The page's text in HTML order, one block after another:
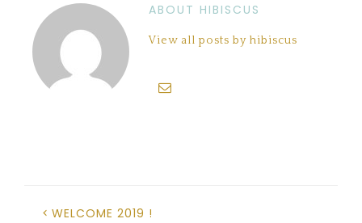
ABOUT HIBISCUS
View all posts by hibiscus
WELCOME 2019 !